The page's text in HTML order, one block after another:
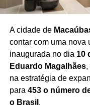
dias de evento,
A cidade de
contar com uma nova
inaugurada no dia 10
Eduardo Magalhães,
na estratégia de
para 453 o número
o Brasil .